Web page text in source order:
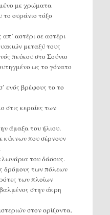
με χρώματα
το ουράνιο τόξο
αστέρι σε αστέρι
μεταξύ τους
πεύκου στο Σούνιο
ως το γόνατο
ενός βρέφους το το
στις κεραίες των
άμαξα του ήλιου.
κύκνων που σέρνουν
του δάσους.
δρόμους των πόλεων
των πλοίων
στην άκρη
στον ορίζοντα.